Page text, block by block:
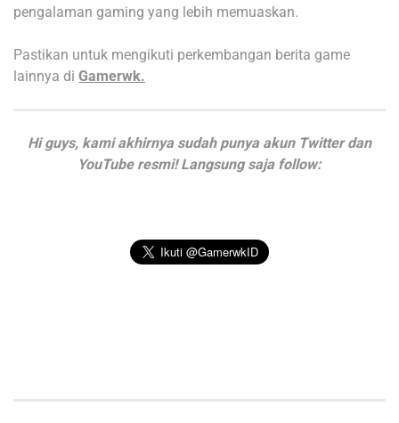
pengalaman gaming yang lebih memuaskan.
Pastikan untuk mengikuti perkembangan berita game
lainnya di Gamerwk.
Hi guys, kami akhirnya sudah punya akun Twitter dan
YouTube resmi! Langsung saja follow: